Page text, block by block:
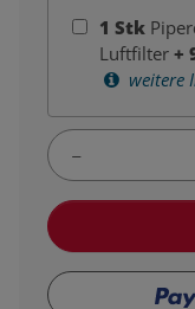
1 Stk
Luftfilter +
weitere